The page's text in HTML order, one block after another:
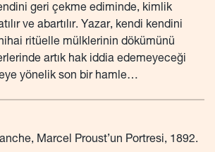
geri çekme ediminde, kimlik
ve abartılır. Yazar, kendi kendini
ritüelle mülklerinin dökümünü
artık hak iddia edemeyeceği
yönelik son bir hamle…
Marcel Proust’un Portresi, 1892.